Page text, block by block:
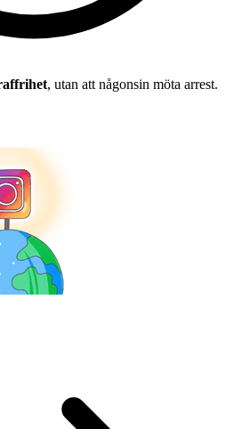
, utan att någonsin möta arrest.